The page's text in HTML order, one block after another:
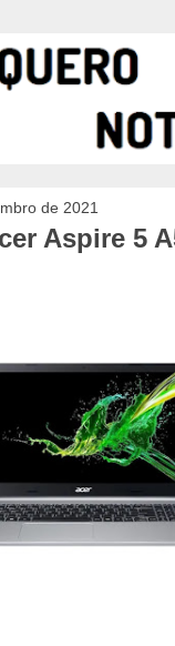
de 2021
Aspire 5